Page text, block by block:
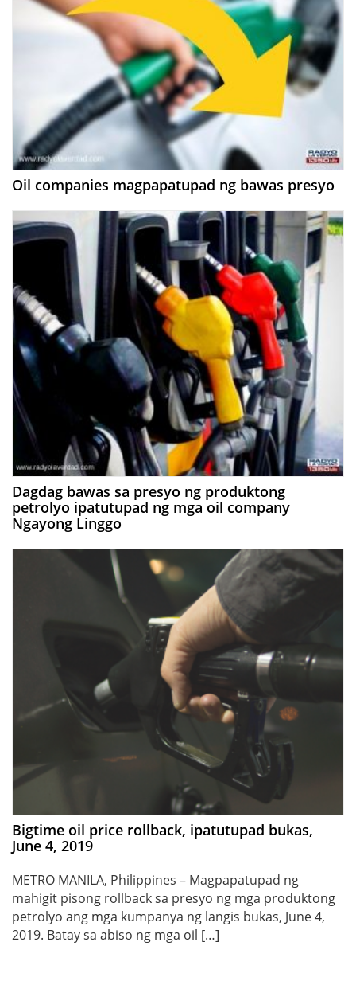
Oil companies magpapatupad ng bawas presyo
Dagdag bawas sa presyo ng produktong
petrolyo ipatutupad ng mga oil company
Ngayong Linggo
Bigtime oil price rollback, ipatutupad bukas,
June 4, 2019
METRO MANILA, Philippines – Magpapatupad ng
mahigit pisong rollback sa presyo ng mga produktong
petrolyo ang mga kumpanya ng langis bukas, June 4,
2019. Batay sa abiso ng mga oil […]